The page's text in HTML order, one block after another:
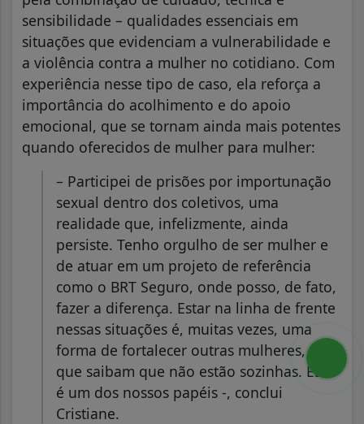
sensibilidade – qualidades essenciais em
situações que evidenciam a vulnerabilidade e
a violência contra a mulher no cotidiano. Com
experiência nesse tipo de caso, ela reforça a
importância do acolhimento e do apoio
emocional, que se tornam ainda mais potentes
quando oferecidos de mulher para mulher:
– Participei de prisões por importunação
sexual dentro dos coletivos, uma
realidade que, infelizmente, ainda
persiste. Tenho orgulho de ser mulher e
de atuar em um projeto de referência
como o BRT Seguro, onde posso, de fato,
fazer a diferença. Estar na linha de frente
nessas situações é, muitas vezes, uma
forma de fortalecer outras mulheres, para
que saibam que não estão sozinhas. Esse
é um dos nossos papéis -, conclui
Cristiane.